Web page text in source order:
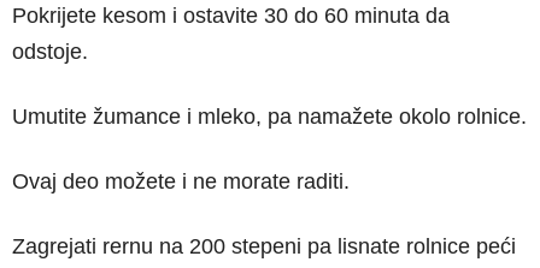
Pokrijete kesom i ostavite 30 do 60 minuta da
odstoje.
Umutite žumance i mleko, pa namažete okolo rolnice.
Ovaj deo možete i ne morate raditi.
Zagrejati rernu na 200 stepeni pa lisnate rolnice peći